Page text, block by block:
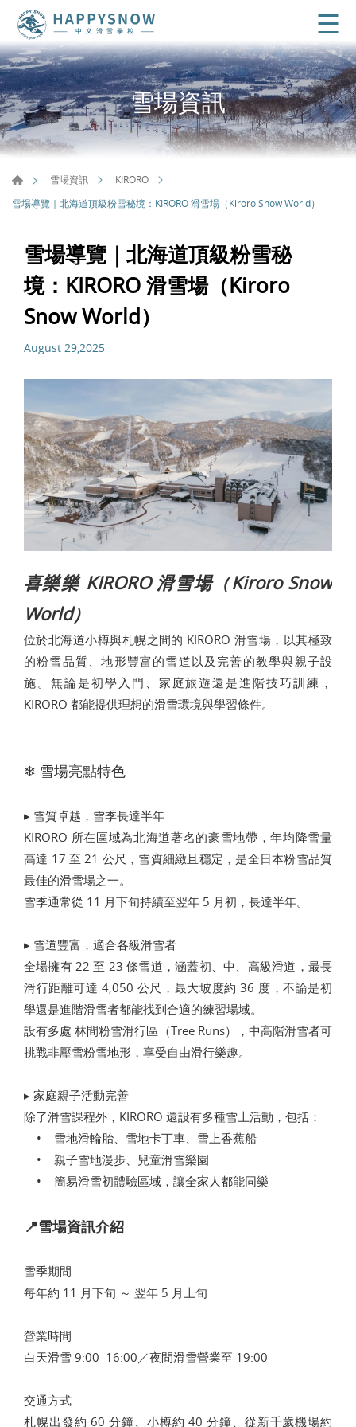
雪場資訊
雪場資訊
KIRORO
雪場導覽｜北海道頂級粉雪秘境：KIRORO 滑雪場（Kiroro Snow World）
雪場導覽｜北海道頂級粉雪秘
境：KIRORO 滑雪場（Kiroro
Snow World）
August 29,2025
喜樂樂 KIRORO 滑雪場（Kiroro Snow
World）
位於北海道小樽與札幌之間的 KIRORO 滑雪場，以其極致
的粉雪品質、地形豐富的雪道以及完善的教學與親子設
施。無論是初學入門、家庭旅遊還是進階技巧訓練，
KIRORO 都能提供理想的滑雪環境與學習條件。
❄ 雪場亮點特色
▸ 雪質卓越，雪季長達半年
KIRORO 所在區域為北海道著名的豪雪地帶，年均降雪量
高達 17 至 21 公尺，雪質細緻且穩定，是全日本粉雪品質
最佳的滑雪場之一。
雪季通常從 11 月下旬持續至翌年 5 月初，長達半年。
▸ 雪道豐富，適合各級滑雪者
全場擁有 22 至 23 條雪道，涵蓋初、中、高級滑道，最長
滑行距離可達 4,050 公尺，最大坡度約 36 度，不論是初
學還是進階滑雪者都能找到合適的練習場域。
設有多處 林間粉雪滑行區（Tree Runs），中高階滑雪者可
挑戰非壓雪粉雪地形，享受自由滑行樂趣。
▸ 家庭親子活動完善
除了滑雪課程外，KIRORO 還設有多種雪上活動，包括：
• 雪地滑輪胎、雪地卡丁車、雪上香蕉船
• 親子雪地漫步、兒童滑雪樂園
• 簡易滑雪初體驗區域，讓全家人都能同樂
📍雪場資訊介紹
雪季期間
每年約 11 月下旬 ～ 翌年 5 月上旬
營業時間
白天滑雪 9:00–16:00／夜間滑雪營業至 19:00
交通方式
札幌出發約 60 分鐘、小樽約 40 分鐘、從新千歲機場約